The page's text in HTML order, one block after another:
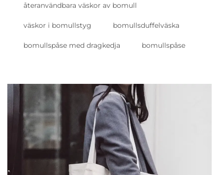
återanvändbara väskor av bomull
väskor i bomullstyg bomullsduffelväska
bomullspåse med dragkedja bomullspåse